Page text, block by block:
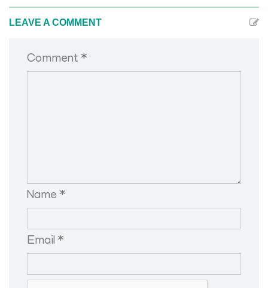
LEAVE A COMMENT
Comment *
Name *
Email *